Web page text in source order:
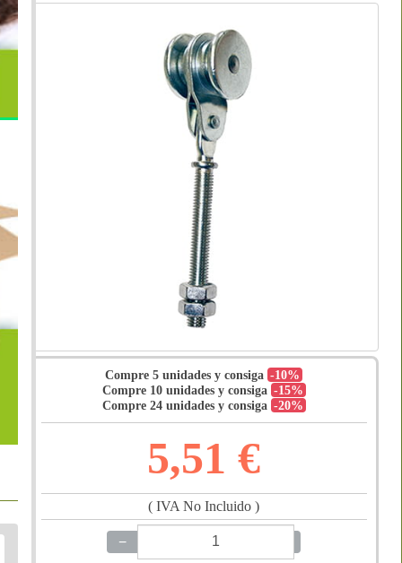
Compre 5 unidades y consiga-10%
Compre 10 unidades y consiga -15%
Compre 24 unidades y consiga -20%
5,51 €
( IVA No Incluido )
−